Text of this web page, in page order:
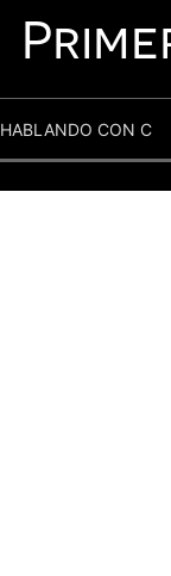
HABLANDO CON C